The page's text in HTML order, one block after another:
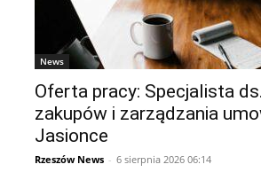
News
Oferta pracy: Specjalista ds.
zakupów i zarządzania
Jasionce
Rzeszów News - 6 sierpnia 2026 06:14